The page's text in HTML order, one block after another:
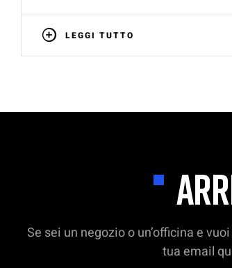
LEGGI TUTTO
Se sei un negozio o un’officina e
tua email